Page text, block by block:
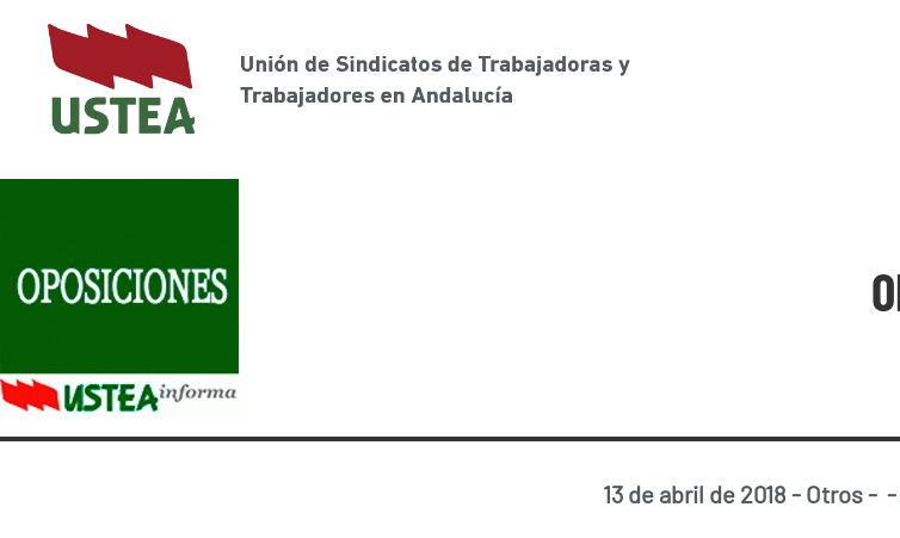
13 de abril de 2018 - Otros- -